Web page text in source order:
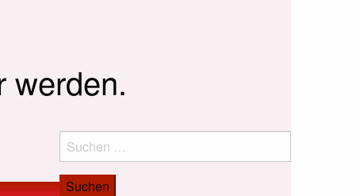
werden.
Suchen
nach: